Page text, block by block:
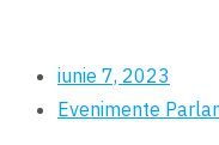
iunie 7, 2023
Evenimente